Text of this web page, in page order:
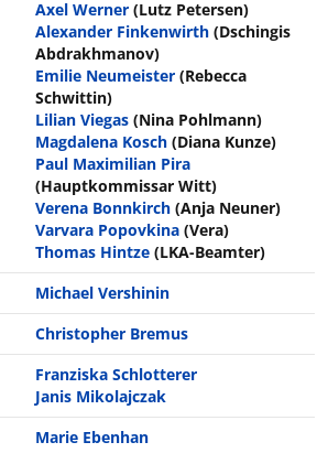
Axel Werner (Lutz Petersen)
Alexander Finkenwirth (Dschingis
Abdrakhmanov)
Emilie Neumeister (Rebecca
Schwittin)
Lilian Viegas (Nina Pohlmann)
Magdalena Kosch (Diana Kunze)
Paul Maximilian Pira
(Hauptkommissar Witt)
Verena Bonnkirch (Anja Neuner)
Varvara Popovkina (Vera)
Thomas Hintze (LKA-Beamter)
Michael Vershinin
Christopher Bremus
Franziska Schlotterer
Janis Mikolajczak
Marie Ebenhan